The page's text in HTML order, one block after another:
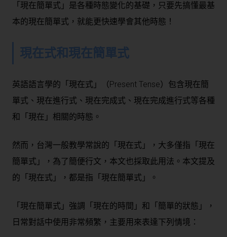
「現在簡單式」是各種時態變化的基礎，只要先搞懂最基
本的現在簡單式，就能更快速學會其他時態！
現在式和現在簡單式
英語語言學的「現在式」（Present Tense）包含現在簡
單式、現在進行式、現在完成式、現在完成進行式等各種
和「現在」相關的時態。
然而，台灣一般教學常說的「現在式」， 大多僅指「現在
簡單式」
，為了簡便行文，本文也採取此用法。本文提及
的「現在式」，都是指「現在簡單式」。
「現在簡單式」強調「現在的時間」和「簡單的狀態」，
日常對話中使用非常頻繁，主要用來表達下列情境：